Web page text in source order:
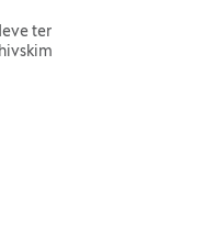
ter